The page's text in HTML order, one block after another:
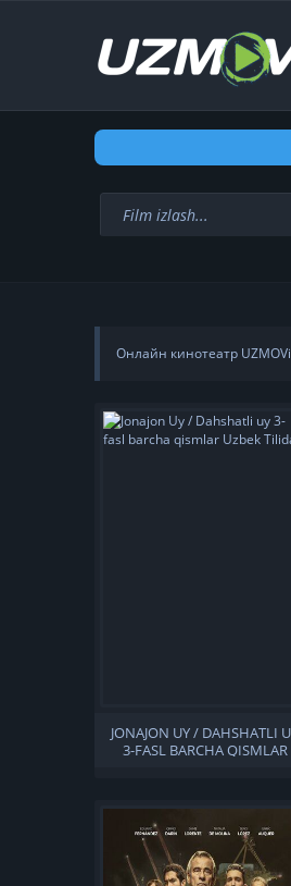
Онлайн кинотеатр UZMOVi
JONAJON UY / DAHSHATLI
3-FASL BARCHA QISMLAR